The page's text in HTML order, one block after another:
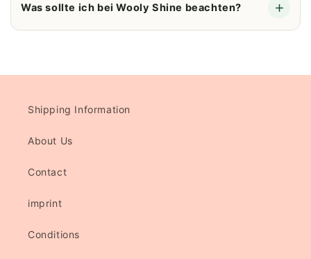
Was sollte ich bei Wooly Shine beachten?
Shipping Information
About Us
Contact
imprint
Conditions